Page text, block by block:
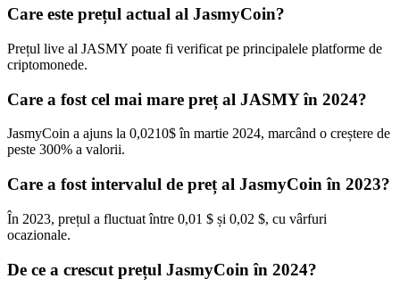
Care este prețul actual al JasmyCoin?
Prețul live al JASMY poate fi verificat pe principalele platforme de
criptomonede.
Care a fost cel mai mare preț al JASMY în 2024?
JasmyCoin a ajuns la 0,0210$ în martie 2024, marcând o creștere de
peste 300% a valorii.
Care a fost intervalul de preț al JasmyCoin în 2023?
În 2023, prețul a fluctuat între 0,01 $ și 0,02 $, cu vârfuri
ocazionale.
De ce a crescut prețul JasmyCoin în 2024?